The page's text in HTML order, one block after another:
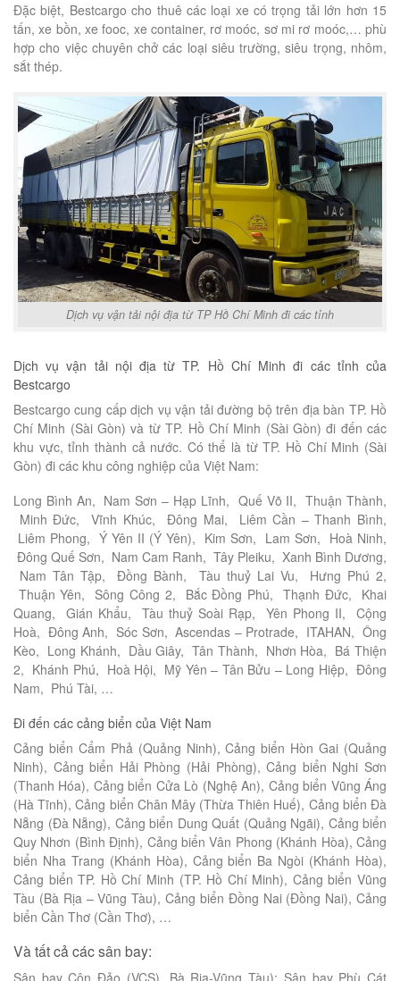
Đặc biệt, Bestcargo cho thuê các loại xe có trọng tải lớn hơn 15
tấn, xe bồn, xe fooc, xe container, rơ moóc, sơ mi rơ moóc,… phù
hợp cho việc chuyên chở các loại siêu trường, siêu trọng, nhôm,
sắt thép.
Dịch vụ vận tải nội địa từ TP Hồ Chí Minh đi các tỉnh
Dịch vụ vận tải nội địa từ TP. Hồ Chí Minh đi các tỉnh của
Bestcargo
Bestcargo cung cấp dịch vụ vận tải đường bộ trên địa bàn TP. Hồ
Chí Minh (Sài Gòn) và từ TP. Hồ Chí Minh (Sài Gòn) đi đến các
khu vực, tỉnh thành cả nước. Có thể là từ TP. Hồ Chí Minh (Sài
Gòn) đi các khu công nghiệp của Việt Nam:
Long Bình An, Nam Sơn – Hạp Lĩnh, Quế Võ II, Thuận Thành,
Minh Đức, Vĩnh Khúc, Đông Mai, Liêm Cần – Thanh Bình,
Liêm Phong, Ý Yên II (Ý Yên), Kim Sơn, Lam Sơn, Hoà Ninh,
Đông Quế Sơn, Nam Cam Ranh, Tây Pleiku, Xanh Bình Dương,
Nam Tân Tập, Đồng Bành, Tàu thuỷ Lai Vu, Hưng Phú 2,
Thuận Yên, Sông Công 2, Bắc Đồng Phú, Thạnh Đức, Khai
Quang, Gián Khẩu, Tàu thuỷ Soài Rạp, Yên Phong II, Cộng
Hoà, Đông Anh, Sóc Sơn, Ascendas – Protrade, ITAHAN, Ông
Kèo, Long Khánh, Dầu Giây, Tân Thành, Nhơn Hòa, Bá Thiện
2, Khánh Phú, Hoà Hội, Mỹ Yên – Tân Bửu – Long Hiệp, Đông
Nam, Phú Tài, …
Đi đến các cảng biển của Việt Nam
Cảng biển Cẩm Phả (Quảng Ninh), Cảng biển Hòn Gai (Quảng
Ninh), Cảng biển Hải Phòng (Hải Phòng), Cảng biển Nghi Sơn
(Thanh Hóa), Cảng biển Cửa Lò (Nghệ An), Cảng biển Vũng Áng
(Hà Tĩnh), Cảng biển Chân Mây (Thừa Thiên Huế), Cảng biển Đà
Nẵng (Đà Nẵng), Cảng biển Dung Quất (Quảng Ngãi), Cảng biển
Quy Nhơn (Bình Định), Cảng biển Vân Phong (Khánh Hòa), Cảng
biển Nha Trang (Khánh Hòa), Cảng biển Ba Ngòi (Khánh Hòa),
Cảng biển TP. Hồ Chí Minh (TP. Hồ Chí Minh), Cảng biển Vũng
Tàu (Bà Rịa – Vũng Tàu), Cảng biển Đồng Nai (Đồng Nai), Cảng
biển Cần Thơ (Cần Thơ), …
Và tất cả các sân bay: